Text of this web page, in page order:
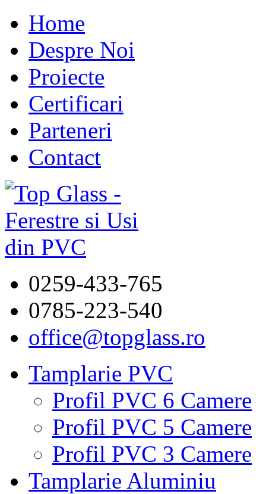
Home
Despre Noi
Proiecte
Certificari
Parteneri
Contact
0259-433-765
0785-223-540
office@topglass.ro
Tamplarie PVC
Profil PVC 6 Camere
Profil PVC 5 Camere
Profil PVC 3 Camere
Tamplarie Aluminiu